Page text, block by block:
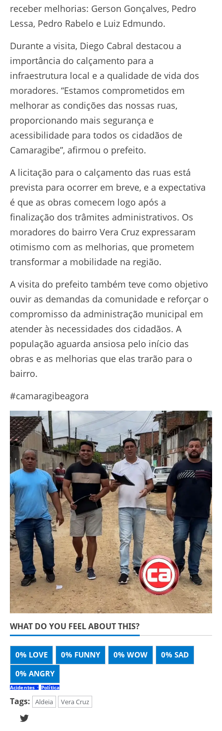
receber melhorias: Gerson Gonçalves, Pedro
Lessa, Pedro Rabelo e Luiz Edmundo.
Durante a visita, Diego Cabral destacou a
importância do calçamento para a
infraestrutura local e a qualidade de vida dos
moradores. “Estamos comprometidos em
melhorar as condições das nossas ruas,
proporcionando mais segurança e
acessibilidade para todos os cidadãos de
Camaragibe”, afirmou o prefeito.
A licitação para o calçamento das ruas está
prevista para ocorrer em breve, e a expectativa
é que as obras comecem logo após a
finalização dos trâmites administrativos. Os
moradores do bairro Vera Cruz expressaram
otimismo com as melhorias, que prometem
transformar a mobilidade na região.
A visita do prefeito também teve como objetivo
ouvir as demandas da comunidade e reforçar o
compromisso da administração municipal em
atender às necessidades dos cidadãos. A
população aguarda ansiosa pelo início das
obras e as melhorias que elas trarão para o
bairro.
#camaragibeagora
WHAT DO YOU FEEL ABOUT THIS?
0% LOVE 0% FUNNY 0% WOW 0% SAD
0% ANGRY
Acidentes Política
Tags: Aldeia Vera Cruz